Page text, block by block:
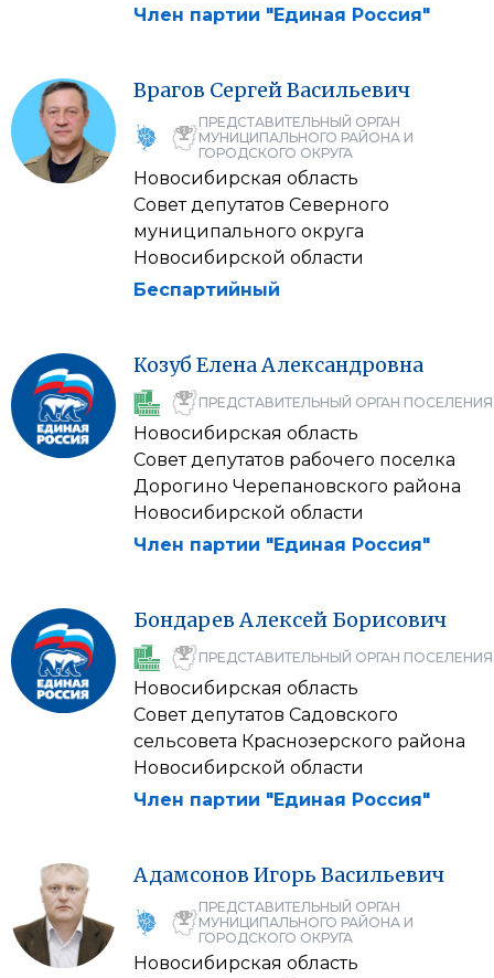
Член партии "Единая Россия"
Врагов СергейВасильевич
ПРЕДСТАВИТЕЛЬНЫЙ ОРГАН
МУНИЦИПАЛЬНОГО РАЙОНА И
ГОРОДСКОГО ОКРУГА
Новосибирская область
Совет депутатов Северного
муниципального округа
Новосибирской области
Беспартийный
Козуб ЕленаАлександровна
ПРЕДСТАВИТЕЛЬНЫЙ ОРГАН ПОСЕЛЕНИЯ
Новосибирская область
Совет депутатов рабочего поселка
Дорогино Черепановского района
Новосибирской области
Член партии "Единая Россия"
Бондарев Алексей Борисович
ПРЕДСТАВИТЕЛЬНЫЙ ОРГАН ПОСЕЛЕНИЯ
Новосибирская область
Совет депутатов Садовского
сельсовета Краснозерского района
Новосибирской области
Член партии "Единая Россия"
Адамсонов Игорь Васильевич
ПРЕДСТАВИТЕЛЬНЫЙ ОРГАН
МУНИЦИПАЛЬНОГО РАЙОНА И
ГОРОДСКОГО ОКРУГА
Новосибирская область